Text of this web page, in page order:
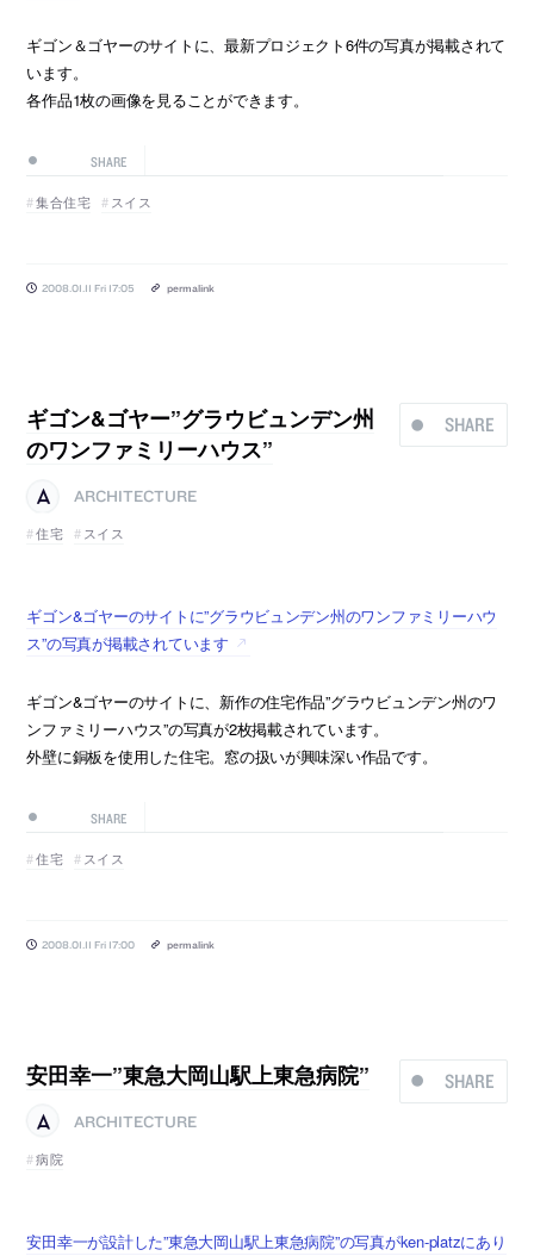
ギゴン＆ゴヤーのサイトに、最新プロジェクト6件の写真が掲載されて
います。
各作品1枚の画像を見ることができます。
SHARE
集合住宅 スイス
2008.01.11 Fri 17:05 permalink
SHARE
ギゴン&ゴヤー”グラウビュンデン州
のワンファミリーハウス”
ARCHITECTURE
住宅
スイス
ギゴン&ゴヤーのサイトに”グラウビュンデン州のワンファミリーハウ
ス”の写真が掲載されています
ギゴン&ゴヤーのサイトに、新作の住宅作品”グラウビュンデン州のワ
ンファミリーハウス”の写真が2枚掲載されています。
外壁に銅板を使用した住宅。窓の扱いが興味深い作品です。
SHARE
住宅 スイス
2008.01.11 Fri 17:00 permalink
SHARE
安田幸一”東急大岡山駅上東急病院”
ARCHITECTURE
病院
安田幸一が設計した”東急大岡山駅上東急病院”の写真がken-platzにあり